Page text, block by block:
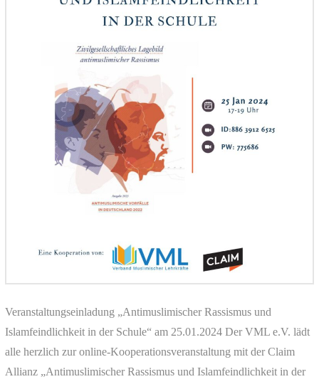
Veranstaltungseinladung „Antimuslimischer Rassismus und
Islamfeindlichkeit in der Schule“ am 25.01.2024 Der VML e.V. lädt
alle herzlich zur online-Kooperationsveranstaltung mit der Claim
Allianz „Antimuslimischer Rassismus und Islamfeindlichkeit in der